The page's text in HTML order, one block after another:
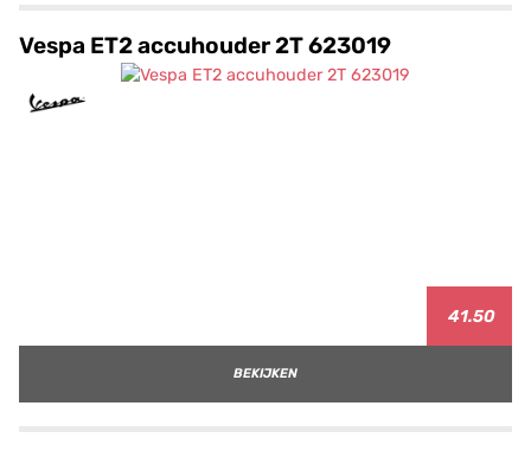
Vespa ET2 accuhouder 2T 623019
41.50
BEKIJKEN